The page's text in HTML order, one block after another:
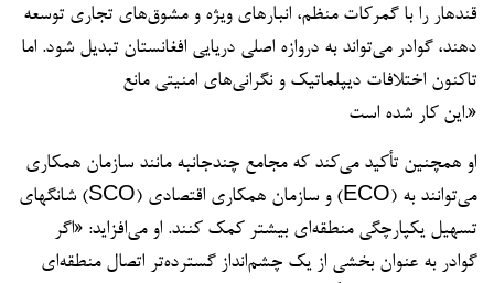
قندهار را با گمرکات منظم، انبارهای ویژه و مشوق‌های تجاری توسعه
دهند، گوادر می‌تواند به دروازه اصلی دریایی افغانستان تبدیل شود. اما
تاکنون اختلافات دیپلماتیک و نگرانی‌های امنیتی مانع
این کار شده است.»
او همچنین تأکید می‌کند که مجامع چندجانبه مانند سازمان همکاری
شانگهای (SCO) و سازمان همکاری اقتصادی (ECO) می‌توانند به
تسهیل یکپارچگی منطقه‌ای بیشتر کمک کنند. او می‌افزاید: «اگر
گوادر به عنوان بخشی از یک چشم‌انداز گسترده‌تر اتصال منطقه‌ای